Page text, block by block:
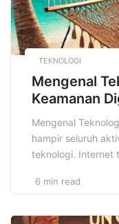
TEKNOLOGI
Mengenal
Keamanan
Mengenal
hampir seluruh
teknologi. Internet
berkomunikasi,
kemajuan
6 min read